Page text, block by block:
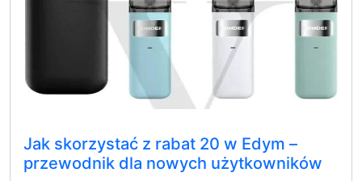
Jak skorzystać z rabat 20 w Edym –
przewodnik dla nowych użytkowników